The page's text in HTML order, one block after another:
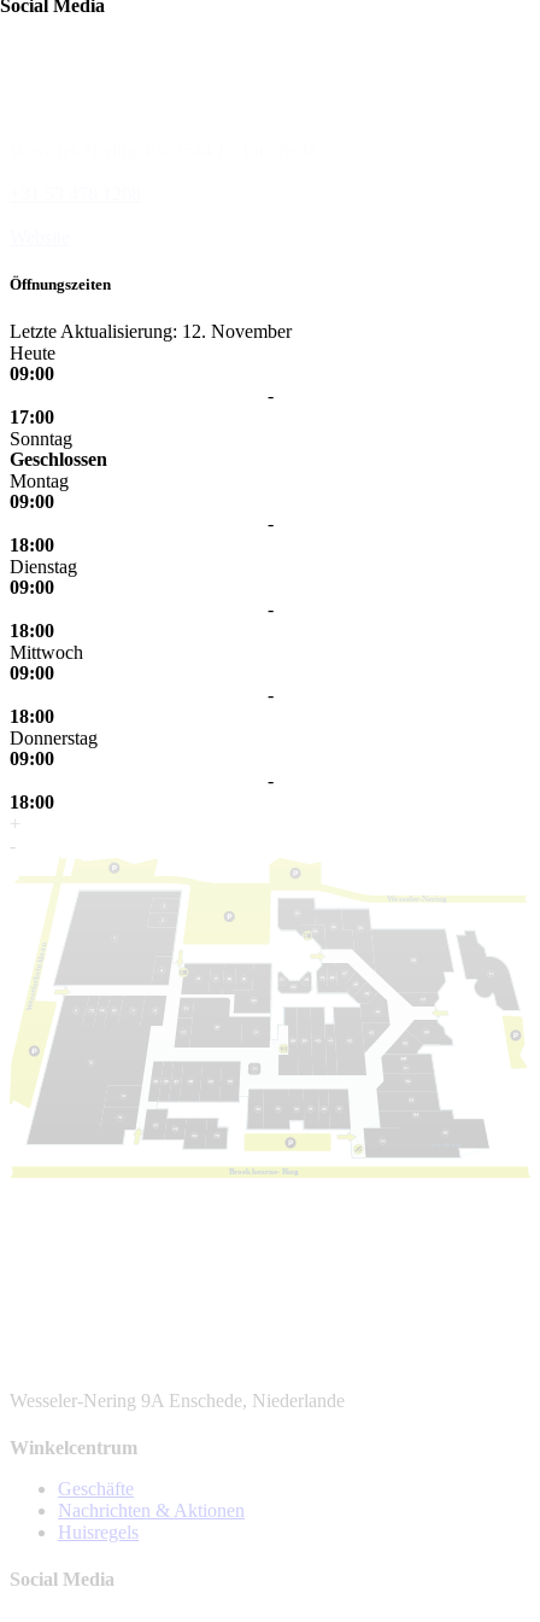
Social Media
Öffnungszeiten
Letzte Aktualisierung: 12. November
Heute
09:00
-
17:00
Sonntag
Geschlossen
Montag
09:00
-
18:00
Dienstag
09:00
-
18:00
Mittwoch
09:00
-
18:00
Donnerstag
09:00
-
18:00
+
-
W s s eler-Nering
Broek heurne- R ing
W
elerbrin
k
laan
Wesseler-Nering 9A Enschede, Niederlande
Winkelcentrum
Geschäfte
Nachrichten & Aktionen
Huisregels
Social Media